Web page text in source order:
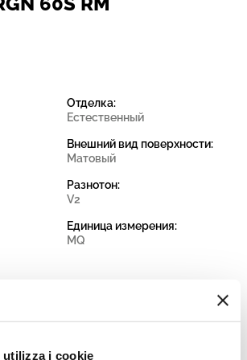
i cookie
Отделка:
Естественный
Внешний вид поверхности:
Матовый
Разнотон:
V2
Единица измерения:
MQ